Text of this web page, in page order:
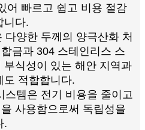
어 빠르고 쉽고 비용 절감
니다.
다양한 두께의 양극산화 처
금과 304 스테인리스 스
부식성이 있는 해안 지역과
도 적합합니다.
스템은 전기 비용을 줄이고
사용함으로써 독립성을
.